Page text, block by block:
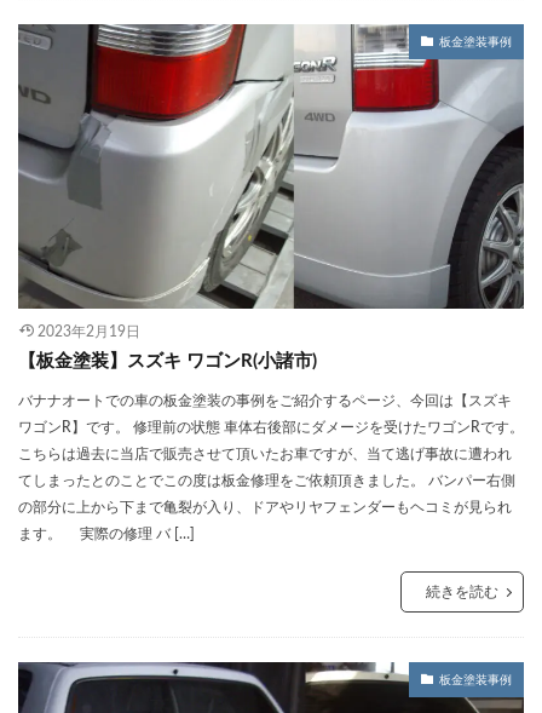
板金塗装事例
2023年2月19日
【板金塗装】スズキ ワゴンR(小諸市)
バナナオートでの車の板金塗装の事例をご紹介するページ、今回は【スズキ
ワゴンR】です。 修理前の状態 車体右後部にダメージを受けたワゴンRです。
こちらは過去に当店で販売させて頂いたお車ですが、当て逃げ事故に遭われ
てしまったとのことでこの度は板金修理をご依頼頂きました。 バンパー右側
の部分に上から下まで亀裂が入り、ドアやリヤフェンダーもヘコミが見られ
ます。 実際の修理 バ […]
続きを読む
板金塗装事例